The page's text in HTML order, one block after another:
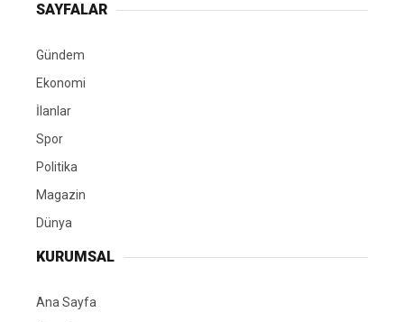
SAYFALAR
Gündem
Ekonomi
İlanlar
Spor
Politika
Magazin
Dünya
KURUMSAL
Ana Sayfa